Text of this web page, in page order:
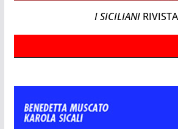
I SICILIANI RIVISTA